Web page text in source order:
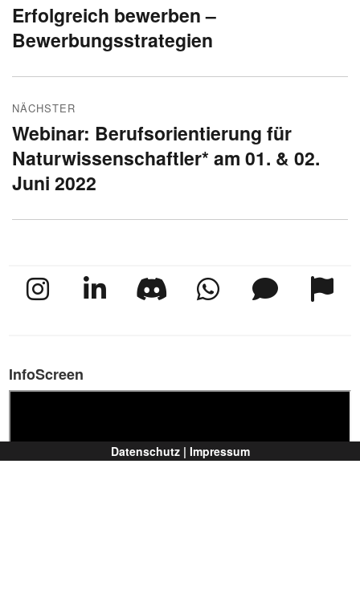
Vorheriger
Beitrag:
Erfolgreich bewerben –
Bewerbungsstrategien
NÄCHSTER
Nächster
Beitrag:
Webinar: Berufsorientierung für
Naturwissenschaftler* am 01. & 02.
Juni 2022
InfoScreen
Datenschutz | Impressum